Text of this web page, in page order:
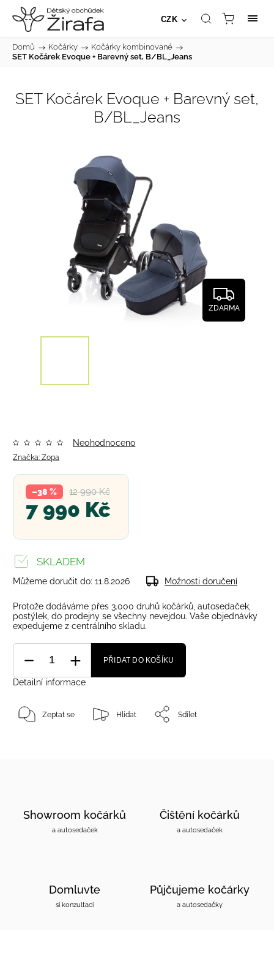
CZK
Domů / Kočárky / Kočárky kombinované /
SET Kočárek Evoque + Barevný set, B/BL_Jeans
SET Kočárek Evoque + Barevný set,
B/BL_Jeans
ZDARMA
Značka: Zopa
Neohodnoceno
12 990 Kč
–38 %
7 990 Kč
SKLADEM
Můžeme doručit do: 11.8.2026 Možnosti doručení
Protože dodáváme přes 3.000 druhů kočárků, autosedaček,
postýlek, do prodejny se všechny nevejdou. Vaše objednávky
expedujeme z centrálního skladu.
PŘIDAT DO KOŠÍKU
Detailní informace
Zeptat se Hlídat Sdílet
Showroom kočárků
a autosedaček
Čištění kočárků
a autosedaček
Domluvte
si konzultaci
Půjčujeme kočárky
a autosedačky